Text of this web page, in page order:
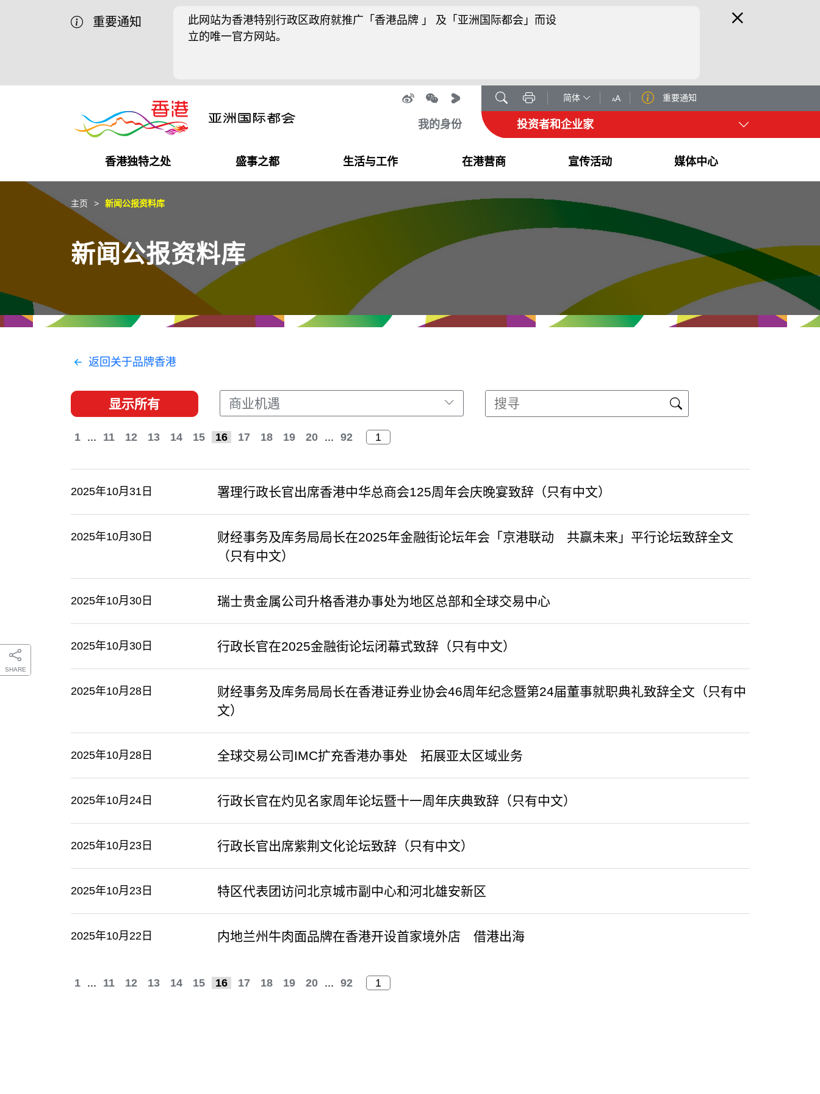
重要通知
此网站为香港特别行政区政府就推广「香港品牌 」 及「亚洲国际都会」而设
立的唯一官方网站。
简体 AA 重要通知
我的身份 投资者和企业家
香港独特之处
商业机遇
独特优势
盛事之都
盛事之都
最新活动精选
生活与工作
在港工作
都会生活
在港营商
在港创业
初创企业
宣传活动
推广香港@中国内地
推广香港@中东
推广香港@粤港澳大湾区
媒体中心
最新资讯
媒体资讯
SHARE
主页 新闻公报资料库
新闻公报资料库
返回关于品牌香港
显示所有 商业机遇
1 ... 11 12 13 14 15 16 17 18 19 20 ... 92
2025年10月31日 署理行政长官出席香港中华总商会125周年会庆晚宴致辞（只有中文）
2025年10月30日
财经事务及库务局局长在2025年金融街论坛年会「京港联动 共赢未来」平行论坛致辞全文
（只有中文）
2025年10月30日 瑞士贵金属公司升格香港办事处为地区总部和全球交易中心
2025年10月30日 ​行政长官在2025金融街论坛闭幕式致辞（只有中文）
2025年10月28日
财经事务及库务局局长在香港证券业协会46周年纪念暨第24届董事就职典礼致辞全文（只有中
文）
2025年10月28日 全球交易公司IMC扩充香港办事处 拓展亚太区域业务
2025年10月24日 ​行政长官在灼见名家周年论坛暨十一周年庆典致辞（只有中文）
2025年10月23日 行政长官出席紫荆文化论坛致辞（只有中文）
2025年10月23日 ​特区代表团访问北京城市副中心和河北雄安新区
2025年10月22日 内地兰州牛肉面品牌在香港开设首家境外店 借港出海
1 ... 11 12 13 14 15 16 17 18 19 20 ... 92